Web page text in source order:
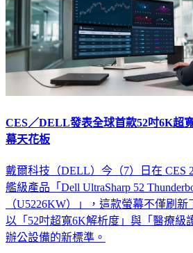
CES／DELL發表全球首款52吋6K超
幕天花板
戴爾科技（DELL）今（7）日在 CES
艦級產品「Dell UltraSharp 52
（U5226KW）」，這款螢幕不僅刷
以「52吋超寬6K解析度」與「醫療級
辦公設備的新標準。